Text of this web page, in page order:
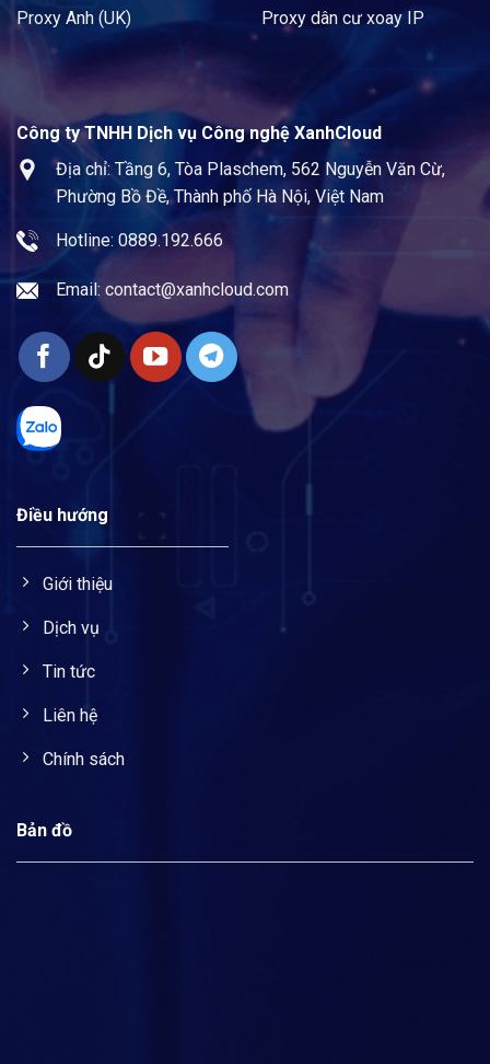
Proxy Anh (UK) Proxy dân cư xoay IP
Công ty TNHH Dịch vụ Công nghệ XanhCloud
Địa chỉ: Tầng 6, Tòa Plaschem, 562 Nguyễn Văn Cừ,
Phường Bồ Đề, Thành phố Hà Nội, Việt Nam
Hotline: 0889.192.666
Email: contact@xanhcloud.com
Điều hướng
Giới thiệu
Dịch vụ
Tin tức
Liên hệ
Chính sách
Bản đồ